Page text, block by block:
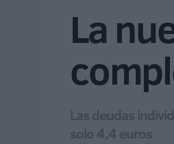
La
Las deudas
solo 4,4 euros